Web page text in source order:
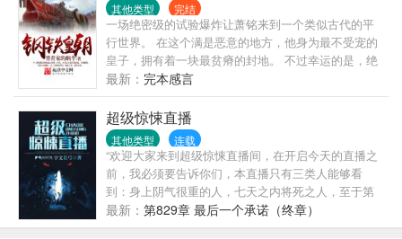
其他类型 完结
一场绝密级的试验爆炸让萧铭来到一个类似古代的平
行世界。 在这个满是恶意的地方，他身为最不受宠的
皇子，拥有着一块最贫瘠的封地。 不过幸运的是，绝
密试验中一个名为科技晶石的物品跟随他一起来到这
里，让他拥有了升级科技树的能力。 于是，他在自己
的封地开始种种田，搞搞工业的悠闲生活。 而面对他
那些不友善的兄妹们，他一向遵循的格言是——朋友
来了有美酒，豺狼来了有猎枪。
最新： 完本感言
超级惊悚直播
其他类型 连载
“欢迎大家来到超级惊悚直播间，在开启今天的直播之
前，我必须要告诉你们，本直播只有三类人能够看
到：身上阴气很重的人，七天之内将死之人，至于第
三种，我不便细说，只能给你们一个忠告——小心身
后！”
最新： 第829章 最后一个承诺（终章）